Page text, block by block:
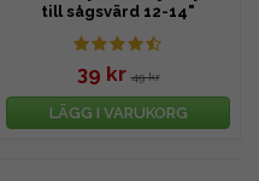
till sågsvärd 12-14"
39 kr 49 kr
LÄGG I VARUKORG